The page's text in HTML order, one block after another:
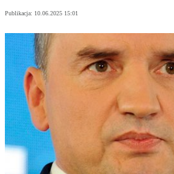
Publikacja: 10.06.2025 15:01